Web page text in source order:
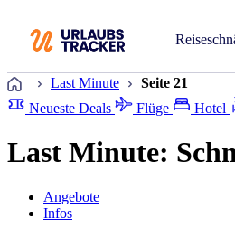
Startseite
Last Minute
Seite 21
Neueste Deals
Flüge Hotel
Last Minute:
Angebote
Infos